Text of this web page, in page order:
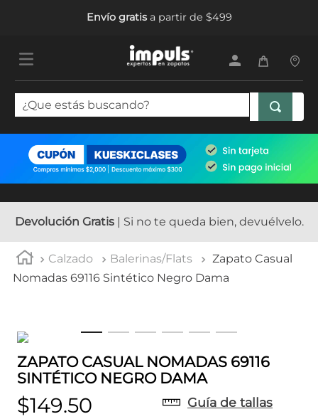
Envío gratisa partir de $499
¿Que estás buscando?
Devolución Gratis| Si no te queda bien, devuélvelo.
Calzado Balerinas/Flats
Zapato Casual
Nomadas 69116 Sintético Negro Dama
ZAPATO CASUAL NOMADAS 69116
SINTÉTICO NEGRO DAMA
$149.50 Guía de tallas
TÉRMINOS MÁS BUSCADOS
.
tenis mujer
tenis hombre
5. tenis